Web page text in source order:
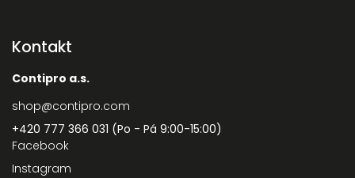
Kontakt
Contipro a.s.
shop@contipro.com
+420 777 366 031 (Po - Pá 9:00-15:00)
Facebook
Instagram